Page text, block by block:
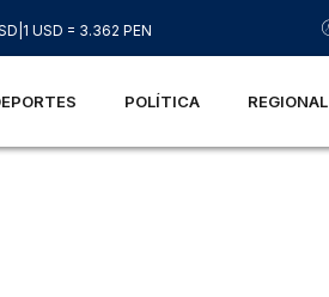
1 USD = 3.362 PEN
POLÍTICA REGIONAL